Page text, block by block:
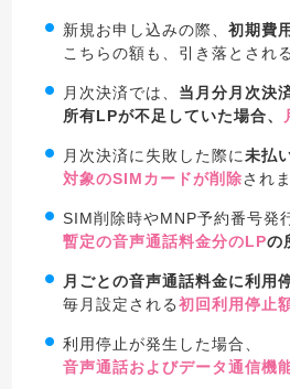
新規お申し込みの際、 初期費
こちらの額も、引き落とされ
月次決済では、 当月分月次決
所有LPが不足していた場合、
月次決済に失敗した際に未払
対象のSIMカードが削除され
SIM削除時やMNP予約番号発
暫定の音声通話料金分のLPの
月ごとの音声通話料金に利用
毎月設定される初回利用停止
利用停止が発生した場合、
音声通話およびデータ通信機